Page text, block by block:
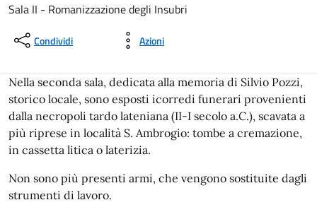
Sala II - Romanizzazione degli Insubri
Condividi Azioni
Nella seconda sala, dedicata alla memoria di Silvio Pozzi,
storico locale, sono esposti icorredi funerari provenienti
dalla necropoli tardo lateniana (II-I secolo a.C.), scavata a
più riprese in località S. Ambrogio: tombe a cremazione,
in cassetta litica o laterizia.
Non sono più presenti armi, che vengono sostituite dagli
strumenti di lavoro.